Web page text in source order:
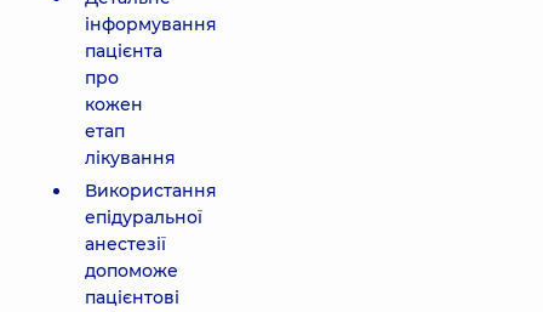
інформування
пацієнта
про
кожен
етап
лікування
Використання
епідуральної
анестезії
допоможе
пацієнтові